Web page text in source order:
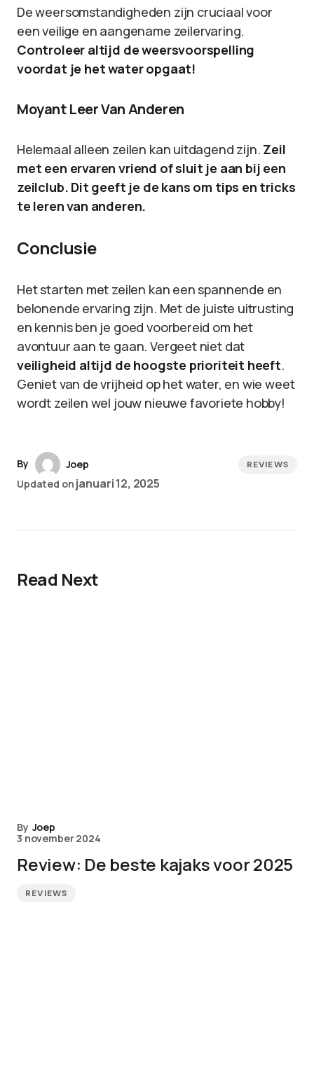
De weersomstandigheden zijn cruciaal voor
een veilige en aangename zeilervaring.
Controleer altijd de weersvoorspelling
voordat je het water opgaat!
Moyant Leer Van Anderen
Helemaal alleen zeilen kan uitdagend zijn. Zeil
met een ervaren vriend of sluit je aan bij een
zeilclub. Dit geeft je de kans om tips en tricks
te leren van anderen.
Conclusie
Het starten met zeilen kan een spannende en
belonende ervaring zijn. Met de juiste uitrusting
en kennis ben je goed voorbereid om het
avontuur aan te gaan. Vergeet niet dat
veiligheid altijd de hoogste prioriteit heeft.
Geniet van de vrijheid op het water, en wie weet
wordt zeilen wel jouw nieuwe favoriete hobby!
By
Joep
Updated on januari 12, 2025
REVIEWS
Read Next
By Joep
3 november 2024
Review: De beste kajaks voor 2025
REVIEWS